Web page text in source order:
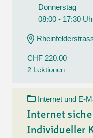
Donnerstag
08:00 - 17:30
CHF 220.00
2 Lektionen
Internet und E-
Internet
Individueller